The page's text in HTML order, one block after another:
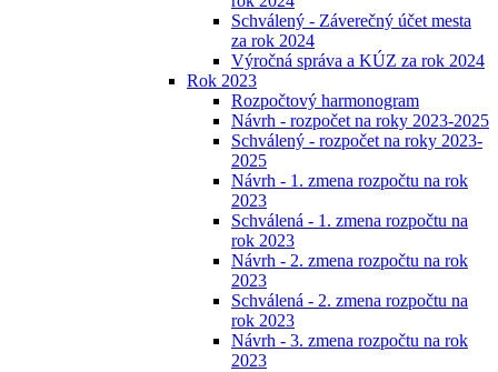
Schválený - Záverečný účet mesta
za rok 2024
Výročná správa a KÚZ za rok 2024
Rok 2023
Rozpočtový harmonogram
Návrh - rozpočet na roky 2023-2025
Schválený - rozpočet na roky 2023-
2025
Návrh - 1. zmena rozpočtu na rok
2023
Schválená - 1. zmena rozpočtu na
rok 2023
Návrh - 2. zmena rozpočtu na rok
2023
Schválená - 2. zmena rozpočtu na
rok 2023
Návrh - 3. zmena rozpočtu na rok
2023